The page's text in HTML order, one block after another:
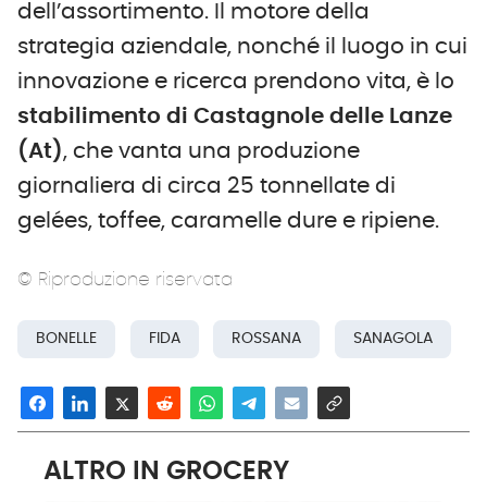
dell’assortimento. Il motore della
strategia aziendale, nonché il luogo in cui
innovazione e ricerca prendono vita, è lo
stabilimento di Castagnole delle Lanze
(At), che vanta una produzione
giornaliera di circa 25 tonnellate di
gelées, toffee, caramelle dure e ripiene.
© Riproduzione riservata
BONELLE FIDA ROSSANA SANAGOLA
ALTRO IN GROCERY